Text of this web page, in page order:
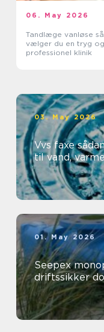
06. May 2026
Tandlæge vanløse sådan
vælger du en tryg og
professionel klinik
03. May 2026
Vvs faxe sådan finder du den rette hjælp
til vand,
01. May 2026
Seepex
driftssikker